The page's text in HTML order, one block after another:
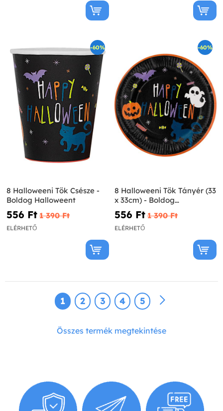
-60%
8 Halloweeni Tök Csésze -
Boldog Halloweent
556 Ft‎ 1 390 Ft‎
ELÉRHETŐ
-60%
8 Halloweeni Tök Tányér (33
x 33cm) - Boldog
Halloweent
556 Ft‎ 1 390 Ft‎
ELÉRHETŐ
1 2 3 4 5
Összes termék megtekintése